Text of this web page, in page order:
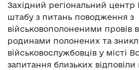
Західний регіональний центр
штабу з питань поводження з
військовополоненими провів
родинами полонених та
військовослужбовців у місті
запитання близьких